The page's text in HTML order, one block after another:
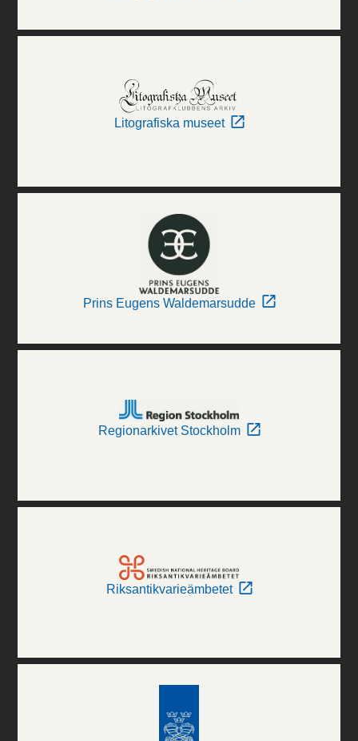
Litografiska museet
Prins Eugens Waldemarsudde
Regionarkivet Stockholm
Riksantikvarieämbetet